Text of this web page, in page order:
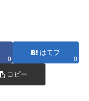
0
はてブ
0
コピー